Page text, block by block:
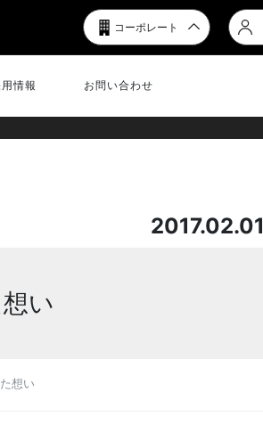
コーポレート
情報 お問い合わせ
2017.02.01
い
想い